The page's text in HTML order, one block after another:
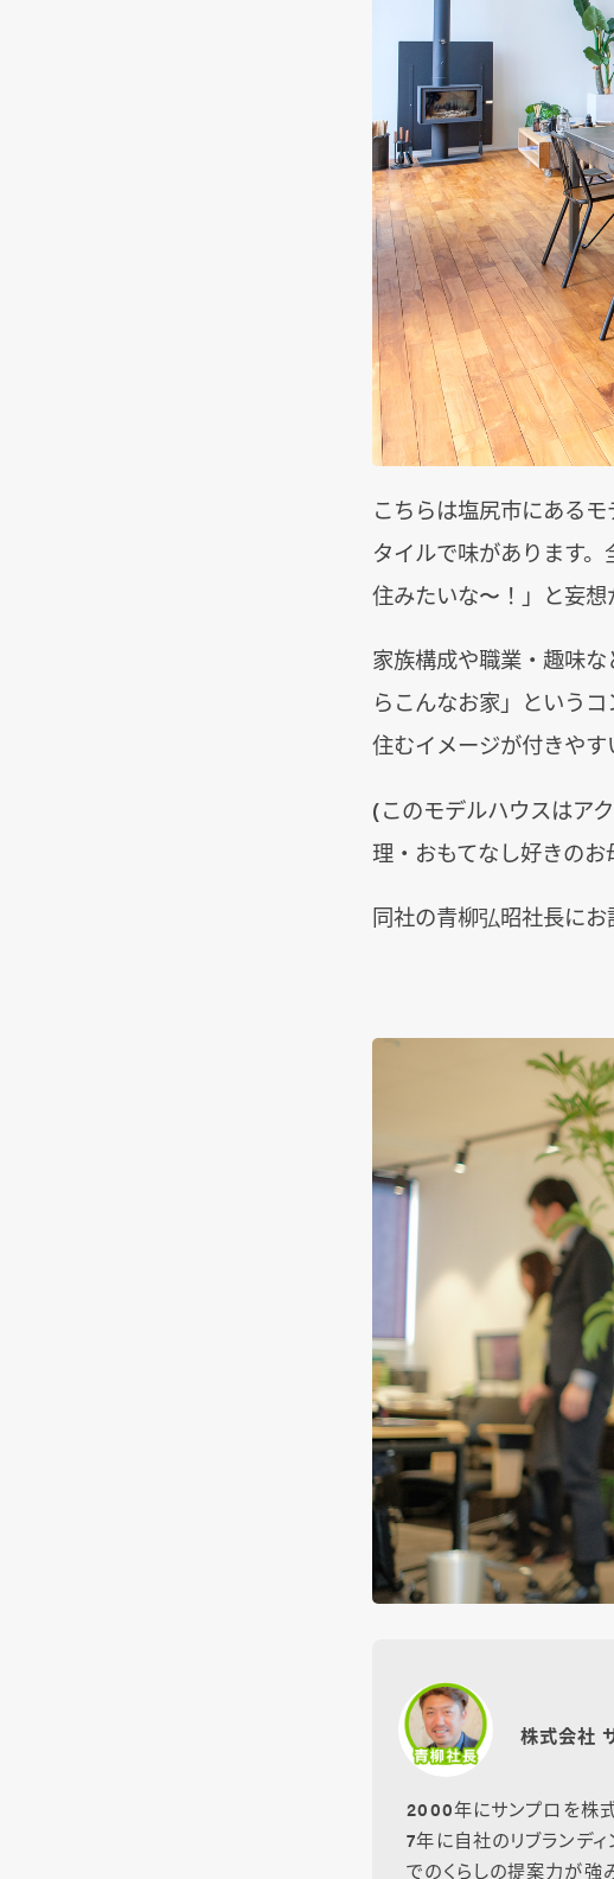
こちらは塩尻市にある
タイルで味があります
住みたいな〜！」と妄想
家族構成や職業・趣味
らこんなお家」という
住むイメージが付きやす
(このモデルハウスはア
理・おもてなし好きの
同社の青柳弘昭社長に
株式会社
2000年にサンプロを株
7年に自社のリブランディ
でのくらしの提案力が強